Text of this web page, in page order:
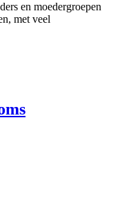
en moedergroepen
met veel